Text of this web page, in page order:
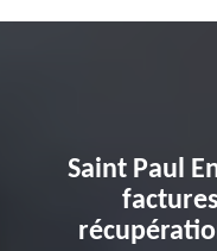
Saint Paul